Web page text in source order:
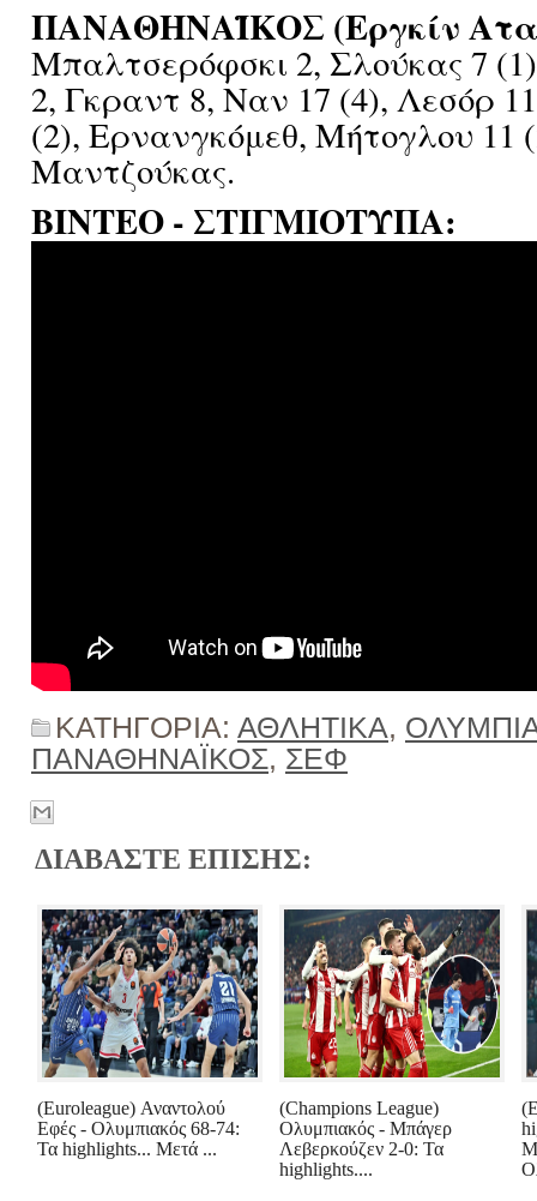
ΠΑΝΑΘΗΝΑΪΚΟΣ (Εργκίν
Μπαλτσερόφσκι 2, Σλούκας 7
2, Γκραντ 8, Ναν 17 (4), Λεσόρ
(2), Ερνανγκόμεθ, Μήτογλου 11
Μαντζούκας.
ΒΙΝΤΕΟ - ΣΤΙΓΜΙΟΤΥΠΑ:
ΚΑΤΗΓΟΡΙΑ: ΑΘΛΗΤΙΚΑ,
ΠΑΝΑΘΗΝΑΪΚΟΣ, ΣΕΦ
ΔΙΑΒΑΣΤΕ ΕΠΙΣΗΣ:
(Euroleague) Αναντολού
Εφές - Ολυμπιακός 68-74:
Τα highlights... Μετά ...
(Champions League)
Ολυμπιακός - Μπάγερ
Λεβερκούζεν 2-0: Τα
highlights....